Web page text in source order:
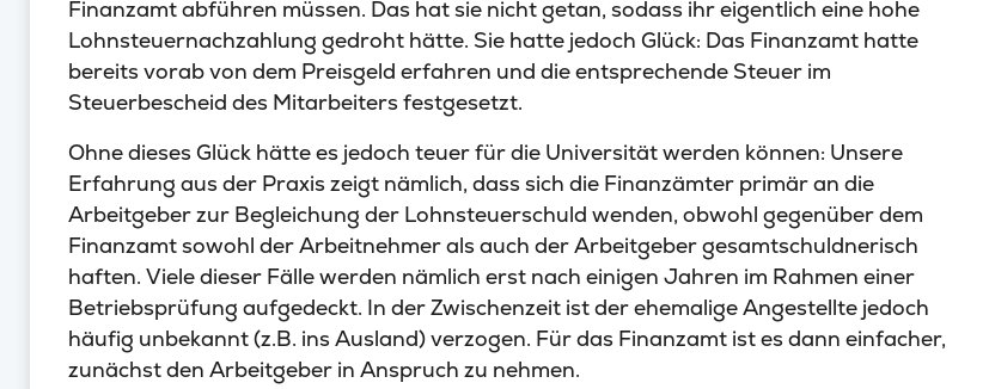
Finanzamt abführen müssen. Das hat sie nicht getan, sodass ihr eigentlich eine hohe
Lohnsteuernachzahlung gedroht hätte. Sie hatte jedoch Glück: Das Finanzamt hatte
bereits vorab von dem Preisgeld erfahren und die entsprechende Steuer im
Steuerbescheid des Mitarbeiters festgesetzt.
Ohne dieses Glück hätte es jedoch teuer für die Universität werden können: Unsere
Erfahrung aus der Praxis zeigt nämlich, dass sich die Finanzämter primär an die
Arbeitgeber zur Begleichung der Lohnsteuerschuld wenden, obwohl gegenüber dem
Finanzamt sowohl der Arbeitnehmer als auch der Arbeitgeber gesamtschuldnerisch
haften. Viele dieser Fälle werden nämlich erst nach einigen Jahren im Rahmen einer
Betriebsprüfung aufgedeckt. In der Zwischenzeit ist der ehemalige Angestellte jedoch
häufig unbekannt (z.B. ins Ausland) verzogen. Für das Finanzamt ist es dann einfacher,
zunächst den Arbeitgeber in Anspruch zu nehmen.